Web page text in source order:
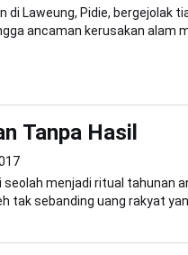
di Laweung, Pidie, bergejolak
ancaman kerusakan alam
Tanpa Hasil
seolah menjadi ritual tahunan
tak sebanding uang rakyat